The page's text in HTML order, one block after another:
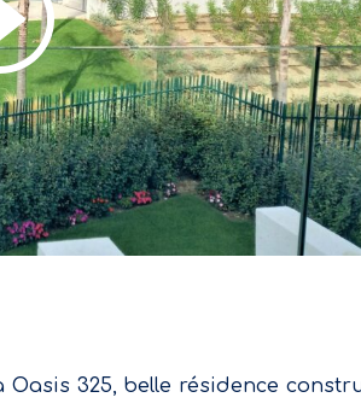
325, belle résidence